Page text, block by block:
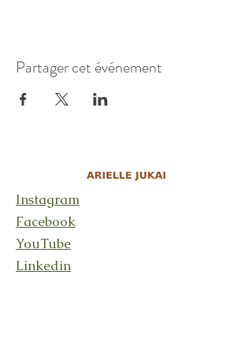
L'Espace Yelema est à 5' à pied derrière la
Bosquets, au 2e étage.
Partager cet événement
Instagram
Facebook
YouTube
Linkedin